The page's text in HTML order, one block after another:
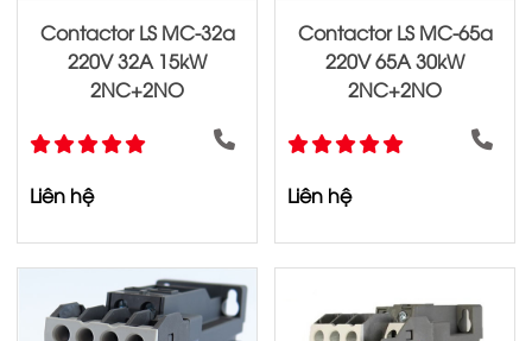
Contactor LS MC-32a
220V 32A 15kW
2NC+2NO
Liên hệ
Contactor LS MC-65a
220V 65A 30kW
2NC+2NO
Liên hệ